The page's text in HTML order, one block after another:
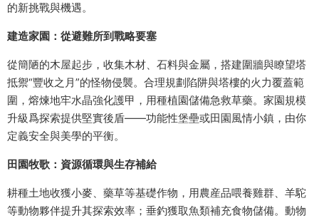
的新挑戰與機遇。
建造家園：從避難所到戰略要塞
從簡陋的木屋起步，收集木材、石料與金屬，搭建圍牆與瞭望塔
抵禦“豐收之月”的怪物侵襲。合理規劃陷阱與塔樓的火力覆蓋範
圍，熔煉地牢水晶強化護甲，用種植園儲備急救草藥。家園規模
升級爲探索提供堅實後盾——功能性堡壘或田園風情小鎮，由你
定義安全與美學的平衡。
田園牧歌：資源循環與生存補給
耕種土地收獲小麥、藥草等基礎作物，用農産品喂養雞群、羊駝
等動物夥伴提升其探索效率；垂釣獲取魚類補充食物儲備。動物